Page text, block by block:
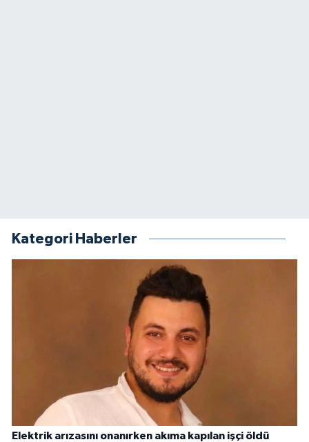
Kategori Haberler
Elektrik arızasını onanırken akıma kapılan işçi öldü